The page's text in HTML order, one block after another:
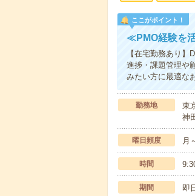
ここがポイント！
≪PMO経験を
【在宅勤務あり
進捗・課題管理や
みたい方に最適な
勤務地
東
神
曜日頻度 月
時間
期間 即